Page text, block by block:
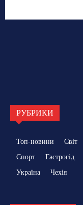
РУБРИКИ
Топ-новини Світ
Спорт
Гастрогід
Україна
Чехія